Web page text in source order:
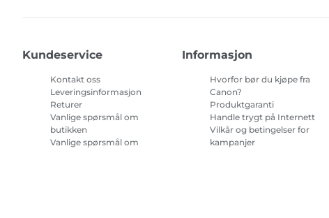
Kundeservice
Kontakt oss
Leveringsinformasjon
Returer
Vanlige spørsmål om
butikken
Vanlige spørsmål om
Informasjon
Hvorfor bør du kjøpe fra
Canon?
Produktgaranti
Handle trygt på Internett
Vilkår og betingelser for
kampanjer